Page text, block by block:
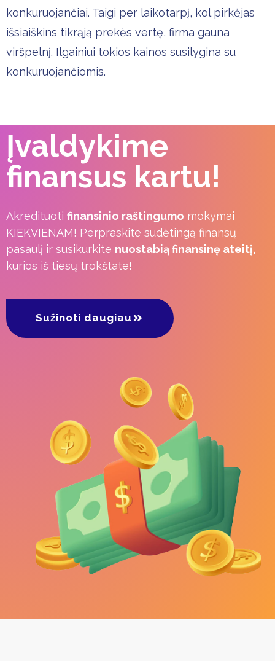
konkuruojančiai. Taigi per laikotarpį, kol pirkėjas
išsiaiškins tikrąją prekės vertę, firma gauna
viršpelnį. Ilgainiui tokios kainos susilygina su
konkuruojančiomis.
Įvaldykime
finansus kartu!
Akredituoti finansinio raštingumo mokymai
KIEKVIENAM! Perpraskite sudėtingą finansų
pasaulį ir susikurkite nuostabią finansinę ateitį,
kurios iš tiesų trokštate!
Sužinoti daugiau